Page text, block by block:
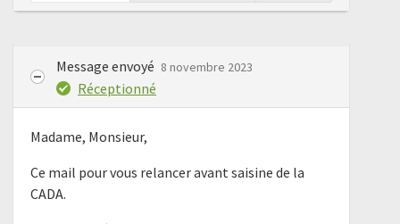
Message envoyé 8 novembre 2023
Réceptionné
Madame, Monsieur,
Ce mail pour vous relancer avant saisine de la
CADA.